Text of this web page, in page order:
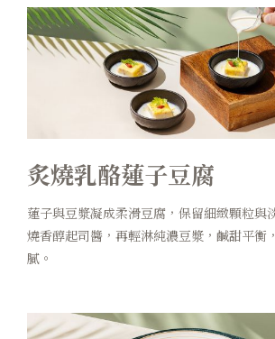
炙燒乳酪蓮子豆腐
蓮子與豆漿凝成柔滑豆腐，保留細緻顆粒與
燒香醇起司醬，再輕淋純濃豆漿，鹹甜平衡
膩。